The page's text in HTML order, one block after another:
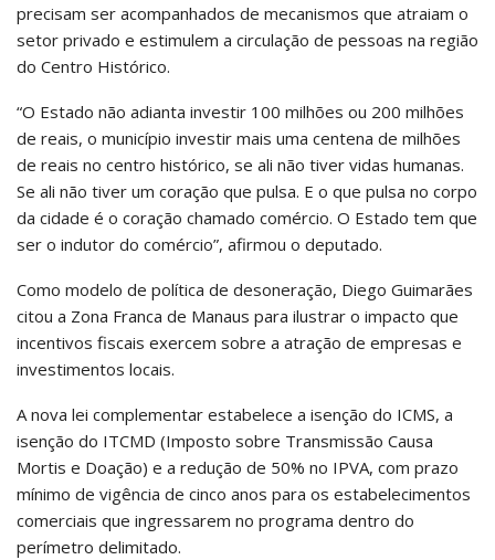
precisam ser acompanhados de mecanismos que atraiam o
setor privado e estimulem a circulação de pessoas na região
do Centro Histórico.
“O Estado não adianta investir 100 milhões ou 200 milhões
de reais, o município investir mais uma centena de milhões
de reais no centro histórico, se ali não tiver vidas humanas.
Se ali não tiver um coração que pulsa. E o que pulsa no corpo
da cidade é o coração chamado comércio. O Estado tem que
ser o indutor do comércio”, afirmou o deputado.
Como modelo de política de desoneração, Diego Guimarães
citou a Zona Franca de Manaus para ilustrar o impacto que
incentivos fiscais exercem sobre a atração de empresas e
investimentos locais.
A nova lei complementar estabelece a isenção do ICMS, a
isenção do ITCMD (Imposto sobre Transmissão Causa
Mortis e Doação) e a redução de 50% no IPVA, com prazo
mínimo de vigência de cinco anos para os estabelecimentos
comerciais que ingressarem no programa dentro do
perímetro delimitado.